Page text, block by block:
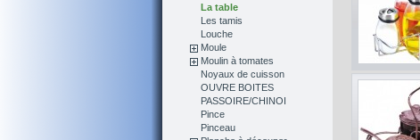
La table
Les tamis
Louche
Moule
Moulin à tomates
Noyaux de cuisson
OUVRE BOITES
PASSOIRE/CHINOI
Pince
Pinceau